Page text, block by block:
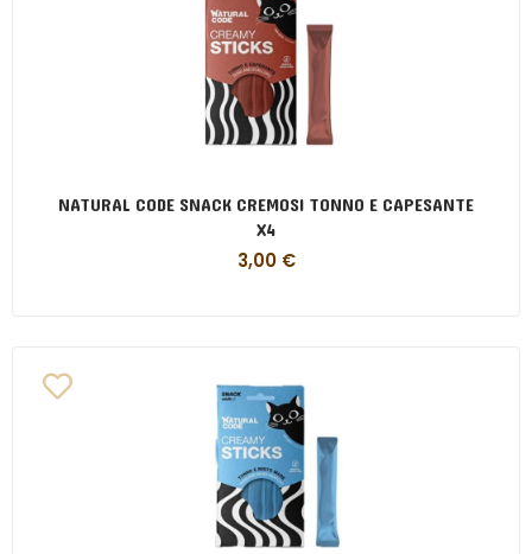
NATURAL CODE SNACK CREMOSI TONNO E CAPESANTE
X4
3,00 €